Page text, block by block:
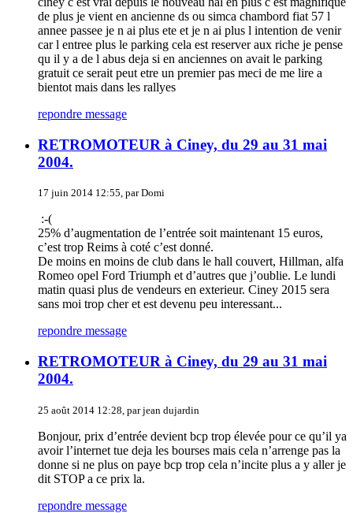
de plus je vient en ancienne ds ou simca chambord fiat 57 l
annee passee je n ai plus ete et je n ai plus l intention de venir
car l entree plus le parking cela est reserver aux riche je pense
qu il y a de l abus deja si en anciennes on avait le parking
gratuit ce serait peut etre un premier pas meci de me lire a
bientot mais dans les rallyes
repondre message
RETROMOTEUR à Ciney, du 29 au 31 mai
2004.
17 juin 2014 12:55, par Domi
:-(
25% d’augmentation de l’entrée soit maintenant 15 euros,
c’est trop Reims à coté c’est donné.
De moins en moins de club dans le hall couvert, Hillman, alfa
Romeo opel Ford Triumph et d’autres que j’oublie. Le lundi
matin quasi plus de vendeurs en exterieur. Ciney 2015 sera
sans moi trop cher et est devenu peu interessant...
repondre message
RETROMOTEUR à Ciney, du 29 au 31 mai
2004.
25 août 2014 12:28, par jean dujardin
Bonjour, prix d’entrée devient bcp trop élevée pour ce qu’il ya
avoir l’internet tue deja les bourses mais cela n’arrenge pas la
donne si ne plus on paye bcp trop cela n’incite plus a y aller je
dit STOP a ce prix la.
repondre message